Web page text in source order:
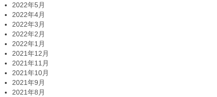
2022年5月
2022年4月
2022年3月
2022年2月
2022年1月
2021年12月
2021年11月
2021年10月
2021年9月
2021年8月